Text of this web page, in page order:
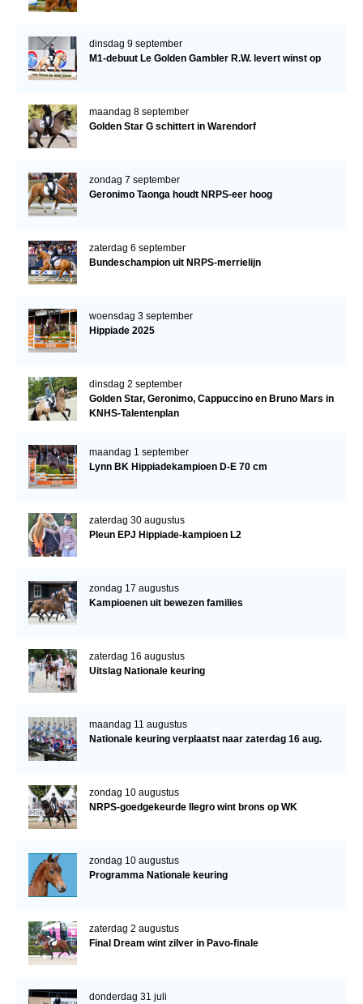
dinsdag 9 september
M1-debuut Le Golden Gambler R.W. levert winst op
maandag 8 september
Golden Star G schittert in Warendorf
zondag 7 september
Geronimo Taonga houdt NRPS-eer hoog
zaterdag 6 september
Bundeschampion uit NRPS-merrielijn
woensdag 3 september
Hippiade 2025
dinsdag 2 september
Golden Star, Geronimo, Cappuccino en Bruno Mars in
KNHS-Talentenplan
maandag 1 september
Lynn BK Hippiadekampioen D-E 70 cm
zaterdag 30 augustus
Pleun EPJ Hippiade-kampioen L2
zondag 17 augustus
Kampioenen uit bewezen families
zaterdag 16 augustus
Uitslag Nationale keuring
maandag 11 augustus
Nationale keuring verplaatst naar zaterdag 16 aug.
zondag 10 augustus
NRPS-goedgekeurde Ilegro wint brons op WK
zondag 10 augustus
Programma Nationale keuring
zaterdag 2 augustus
Final Dream wint zilver in Pavo-finale
donderdag 31 juli